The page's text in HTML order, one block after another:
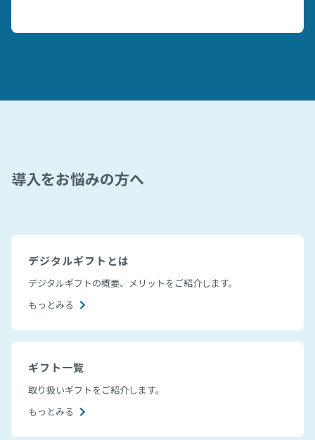
導入をお悩みの方へ
デジタルギフトとは
デジタルギフトの概要、メリットをご紹介します。
もっとみる
ギフト一覧
取り扱いギフトをご紹介します。
もっとみる